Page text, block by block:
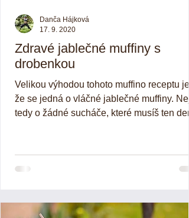
Zdravé jablečné muffiny s
drobenkou
Velikou výhodou tohoto muffino receptu je,
že se jedná o vláčné jablečné muffiny.
tedy o žádné sucháče, které musíš ten den
Danča Hájková
17. 9. 2020